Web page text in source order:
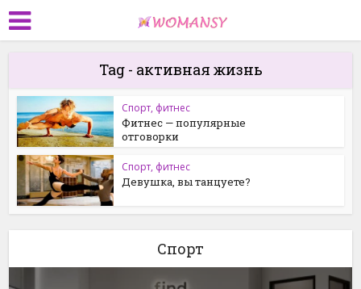
Tag - активная жизнь
Спорт, фитнес
Фитнес — популярные
отговорки
Спорт, фитнес
Девушка, вы танцуете?
Спорт